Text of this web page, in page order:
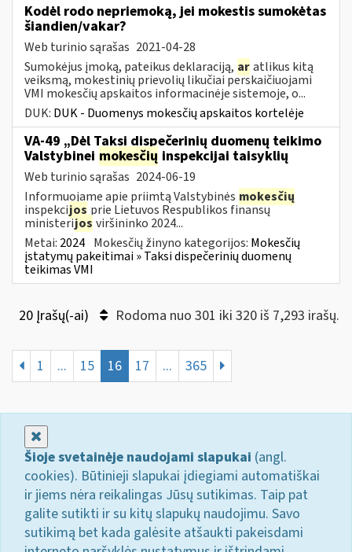
Kodėl rodo nepriemoką, jei mokestis sumokėtas
šiandien/vakar?
Web turinio sąrašas 2021-04-28
Sumokėjus įmoką, pateikus deklaraciją, aratlikus kitą
veiksmą, mokestinių prievolių likučiai perskaičiuojami
VMI mokesčių apskaitos informacinėje sistemoje, o...
DUK: DUK - Duomenys mokesčių apskaitos kortelėje
VA-49 „Dėl Taksi dispečerinių duomenų teikimo
Valstybinei mokesčių inspekcijai taisyklių
Web turinio sąrašas 2024-06-19
Informuojame apie priimtą Valstybinės mokesčių
inspekcijos prie Lietuvos Respublikos finansų
ministerijos viršininko 2024...
Metai: 2024 Mokesčių žinyno kategorijos: Mokesčių
įstatymų pakeitimai » Taksi dispečerinių duomenų
teikimas VMI
20 Įrašų(-ai) Rodoma nuo 301 iki 320 iš 7,293 irašų.
1 ... 15 16 17 ... 365
Šioje svetainėje naudojami slapukai (angl.
cookies). Būtinieji slapukai įdiegiami automatiškai
ir jiems nėra reikalingas Jūsų sutikimas. Taip pat
galite sutikti ir su kitų slapukų naudojimu. Savo
sutikimą bet kada galėsite atšaukti pakeisdami